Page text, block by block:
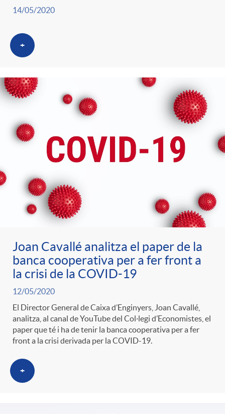
14/05/2020
+
Joan Cavallé analitza el paper de la
banca cooperativa per a fer front a
la crisi de la COVID-19
12/05/2020
El Director General de Caixa d’Enginyers, Joan Cavallé,
analitza, al canal de YouTube del Col·legi d’Economistes, el
paper que té i ha de tenir la banca cooperativa per a fer
front a la crisi derivada per la COVID-19.
+